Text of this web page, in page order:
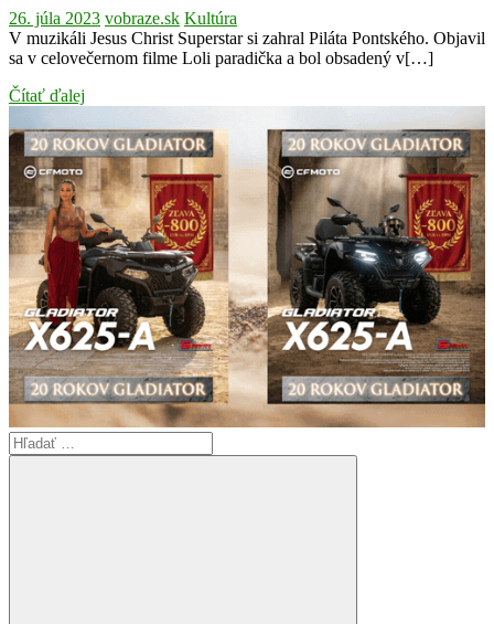
26. júla 2023 vobraze.sk Kultúra
V muzikáli Jesus Christ Superstar si zahral Piláta Pontského. Objavil
sa v celovečernom filme Loli paradička a bol obsadený v[…]
Čítať ďalej
Search
for: